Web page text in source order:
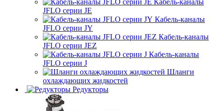
Кабель-каналы
JFLO серии JE
Кабель-каналы
JFLO серии JY
Кабель-каналы
JFLO серии JEZ
Кабель-каналы
JFLO серии J
Шланги
охлаждающих жидкостей
Редукторы